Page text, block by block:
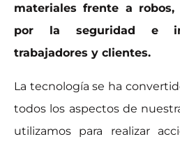
materiales frente a
por la seguridad e
trabajadores y clientes.
La tecnología se ha
todos los aspectos de
utilizamos para realizar